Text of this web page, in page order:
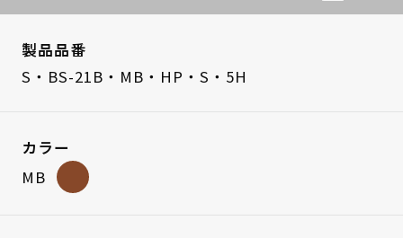
製品品番
S・BS-21B・MB・HP・S・5H
カラー
MB